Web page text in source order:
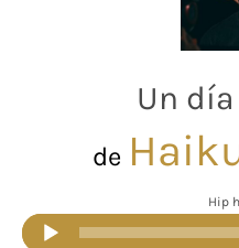
Un
de
Hip